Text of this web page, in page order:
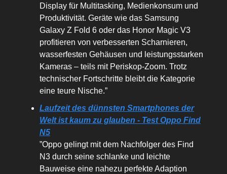
Display für Multitasking, Medienkonsum und
Produktivität. Geräte wie das Samsung
Galaxy Z Fold 6 oder das Honor Magic V3
profitieren von verbesserten Scharnieren,
wasserfesten Gehäusen und leistungsstarken
Kameras – teils mit Periskop-Zoom. Trotz
technischer Fortschritte bleibt die Kategorie
eine teure Nische.”
Laufzeit des dünnsten Smartphones der
Welt ist kaum zu glauben - Test Oppo Find
N5
”Oppo gelingt mit dem Nachfolger des Find
N3 durch seine schlanke und leichte
Bauweise eine nahezu perfekte Adaption